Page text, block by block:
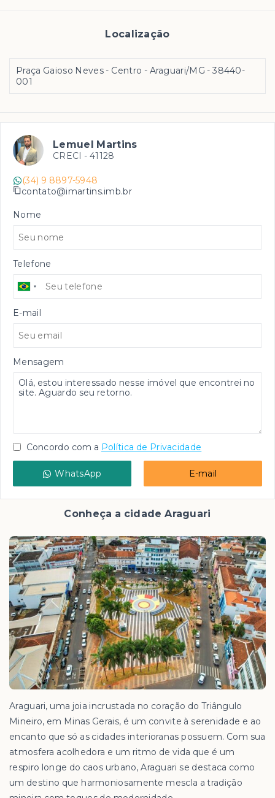
Localização
Praça Gaioso Neves - Centro - Araguari/MG - 38440-
001
Lemuel Martins
CRECI - 41128
(34) 9 8897-5948
contato@imartins.imb.br
Nome
Telefone
E-mail
Mensagem
Concordo com a Política de Privacidade
WhatsApp E-mail
Conheça a cidade Araguari
Araguari, uma joia incrustada no coração do Triângulo
Mineiro, em Minas Gerais, é um convite à serenidade e ao
encanto que só as cidades interioranas possuem. Com sua
atmosfera acolhedora e um ritmo de vida que é um
respiro longe do caos urbano, Araguari se destaca como
um destino que harmoniosamente mescla a tradição